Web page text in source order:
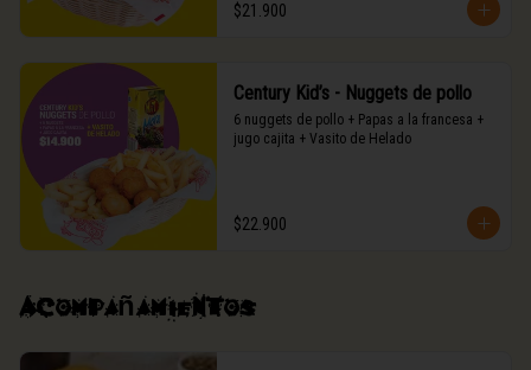
$21.900
Century Kid’s - Nuggets de pollo
6 nuggets de pollo + Papas a la francesa +
jugo cajita + Vasito de Helado
$22.900
Acompañamientos